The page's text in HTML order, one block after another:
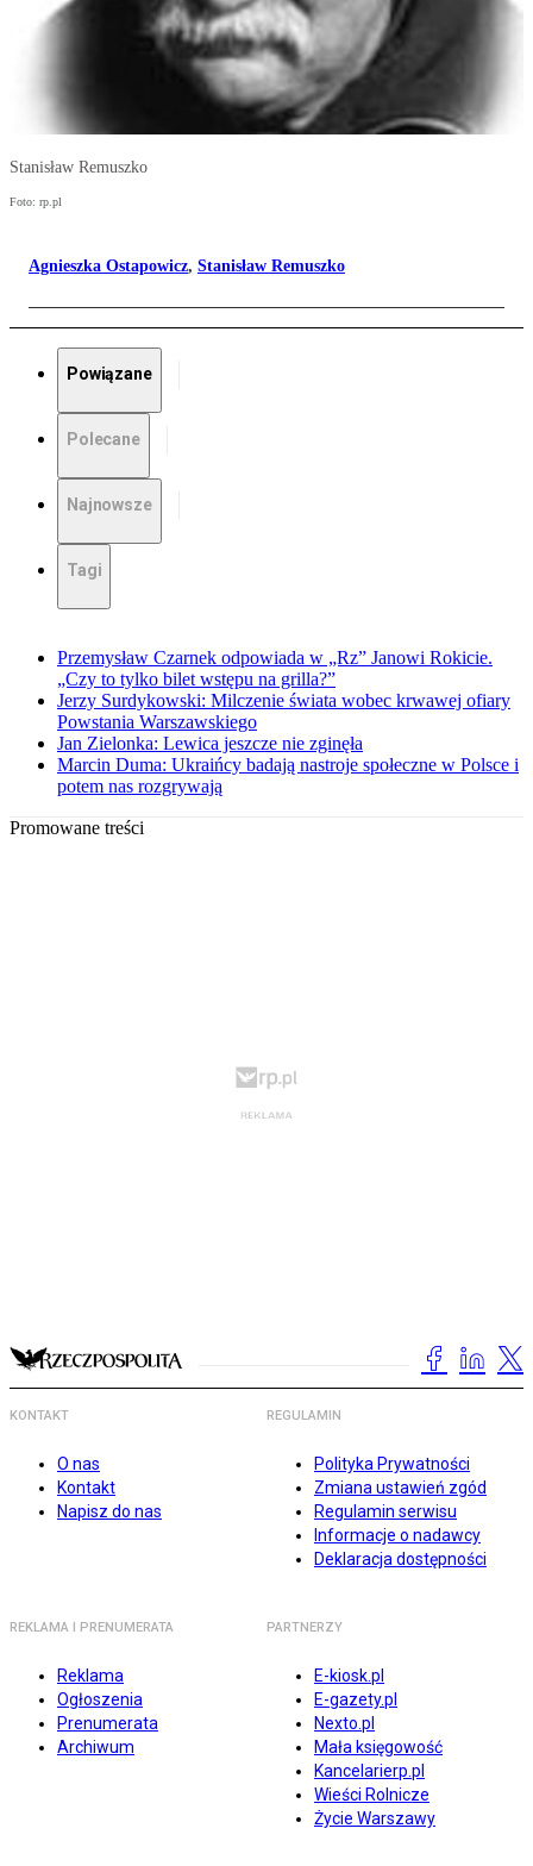
Stanisław Remuszko
Foto: rp.pl
Agnieszka Ostapowicz, Stanisław Remuszko
Powiązane
Polecane
Najnowsze
Tagi
Przemysław Czarnek odpowiada w „Rz” Janowi Rokicie.
„Czy to tylko bilet wstępu na grilla?”
Jerzy Surdykowski: Milczenie świata wobec krwawej ofiary
Powstania Warszawskiego
Jan Zielonka: Lewica jeszcze nie zginęła
Marcin Duma: Ukraińcy badają nastroje społeczne w Polsce i
potem nas rozgrywają
Promowane treści
KONTAKT
O nas
Kontakt
Napisz do nas
REGULAMIN
Polityka Prywatności
Zmiana ustawień zgód
Regulamin serwisu
Informacje o nadawcy
Deklaracja dostępności
REKLAMA I PRENUMERATA
Reklama
Ogłoszenia
Prenumerata
Archiwum
PARTNERZY
E-kiosk.pl
E-gazety.pl
Nexto.pl
Mała księgowość
Kancelarierp.pl
Wieści Rolnicze
Życie Warszawy